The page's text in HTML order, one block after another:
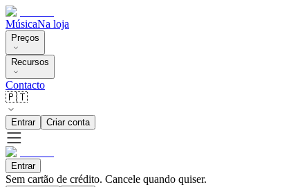
MúsicaNa loja
Preços
Recursos
Contacto
🇵🇹
Entrar Criar conta
Entrar
Sem cartão de crédito. Cancele quando quiser.